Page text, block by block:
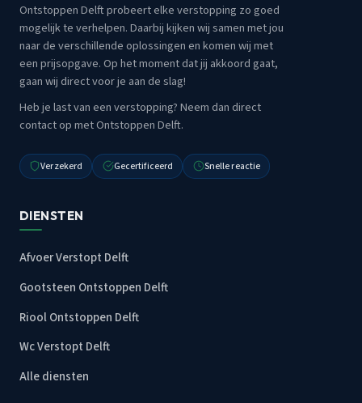
Ontstoppen Delft probeert elke verstopping zo goed
mogelijk te verhelpen. Daarbij kijken wij samen met jou
naar de verschillende oplossingen en komen wij met
een prijsopgave. Op het moment dat jij akkoord gaat,
gaan wij direct voor je aan de slag!
Heb je last van een verstopping? Neem dan direct
contact op met Ontstoppen Delft.
Verzekerd Gecertificeerd Snelle reactie
DIENSTEN
Afvoer Verstopt Delft
Gootsteen Ontstoppen Delft
Riool Ontstoppen Delft
Wc Verstopt Delft
Alle diensten